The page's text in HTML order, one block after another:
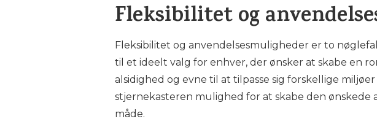
Fleksibilitet og
Fleksibilitet og anvendelsesmuligheder er to
til et ideelt valg for enhver, der ønsker at skabe en
alsidighed og evne til at tilpasse sig forskellige
stjernekasteren mulighed for at skabe den
måde.